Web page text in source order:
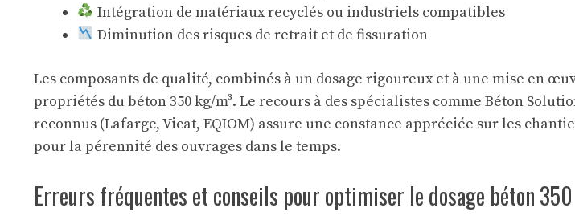
Intégration de matériaux recyclés ou industriels compatibles
Diminution des risques de retrait et de fissuration
Les composants de qualité, combinés à un dosage rigoureux et à une mise en
propriétés du béton 350 kg/m³. Le recours à des spécialistes comme Béton
reconnus (Lafarge, Vicat, EQIOM) assure une constance appréciée sur les
pour la pérennité des ouvrages dans le temps.
Erreurs fréquentes et conseils pour optimiser le dosage béton